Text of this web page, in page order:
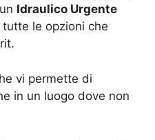
Idraulico Urgente
le opzioni che
vi permette di
in un luogo dove non